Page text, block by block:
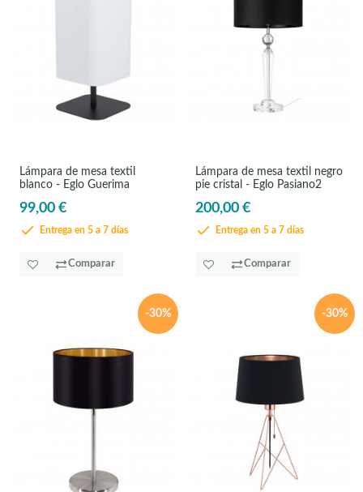
Lámpara de mesa textil
blanco - Eglo Guerima
99,00 €
Entrega en 5 a 7 días
Comparar
Lámpara de mesa textil negro
pie cristal - Eglo Pasiano2
200,00 €
Entrega en 5 a 7 días
Comparar
-30% -30%